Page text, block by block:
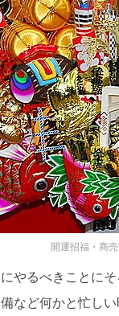
開運招福・商
やるべきことにそ
など何かと忙し